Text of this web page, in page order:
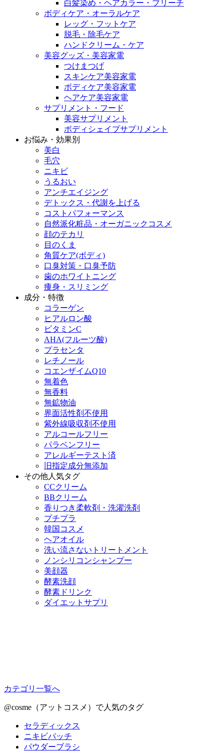
白髪染め・ヘアカラー・ブリーチ
ボディケア・オーラルケア
レッグ・フットケア
脱毛・除毛ケア
ハンドクリーム・ケア
美容グッズ・美容家電
つけまつげ
スキンケア美容家電
ボディケア美容家電
ヘアケア美容家電
サプリメント・フード
美容サプリメント
ボディシェイプサプリメント
お悩み・効果別
美白
毛穴
ニキビ
うるおい
アンチエイジング
デトックス・代謝を上げる
コストパフォーマンス
自然派化粧品・オーガニックコスメ
顔のテカリ
目のくま
角質ケア(ボディ)
口臭対策・口臭予防
歯のホワイトニング
痩身・スリミング
成分・特徴
コラーゲン
ヒアルロン酸
ビタミンC
AHA(フルーツ酸)
プラセンタ
レチノール
コエンザイムQ10
無着色
無香料
無鉱物油
界面活性剤不使用
紫外線吸収剤不使用
アルコールフリー
パラベンフリー
アレルギーテスト済
旧指定成分無添加
その他人気タグ
CCクリーム
BBクリーム
香りつき柔軟剤・洗濯洗剤
プチプラ
韓国コスメ
ヘアオイル
洗い流さないトリートメント
ノンシリコンシャンプー
美顔器
酵素洗顔
酵素ドリンク
ダイエットサプリ
カテゴリ一覧へ
@cosme（アットコスメ）で人気のタグ
セラディックス
ニキビパッチ
パウダーブラシ